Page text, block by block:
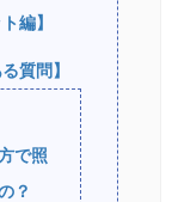
編】
質問】
で照
？